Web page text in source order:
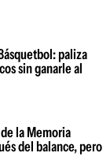
paliza
sin ganarle al
la Memoria
del balance, pero